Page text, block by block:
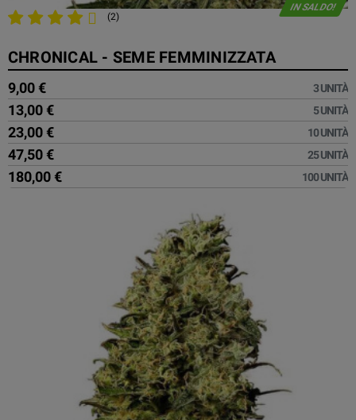
IN SALDO!
(2)
CHRONICAL - SEME FEMMINIZZATA
9,00 € 3 UNITÀ
13,00 € 5 UNITÀ
23,00 € 10 UNITÀ
47,50 € 25 UNITÀ
180,00 € 100 UNITÀ